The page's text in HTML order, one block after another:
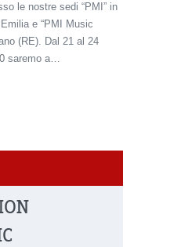
le nostre sedi “PMI” in
e “PMI Music
(RE). Dal 21 al 24
saremo a…